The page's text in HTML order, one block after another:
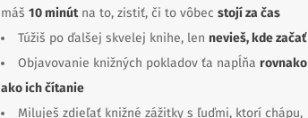
máš 10 minútna to, zistiť, či to vôbec stojí za čas
Túžiš po ďalšej skvelej knihe, len nevieš, kde začať
Objavovanie knižných pokladov ťa napĺňa rovnako
ako ich čítanie
Miluješ zdieľať knižné zážitky s ľuďmi, ktorí chápu,